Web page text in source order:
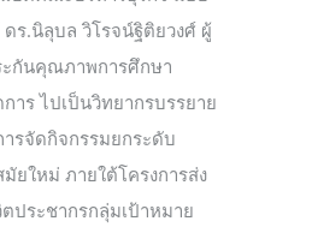
ร.นิลุบล วิโรจน์ฐิติยวงศ์ ผู้
กันคุณภาพการศึกษา
าร ไปเป็นวิทยากรบรรยาย
รจัดกิจกรรมยกระดับ
ยใหม่ ภายใต้โครงการส่ง
ระชากรกลุ่มเป้าหมาย